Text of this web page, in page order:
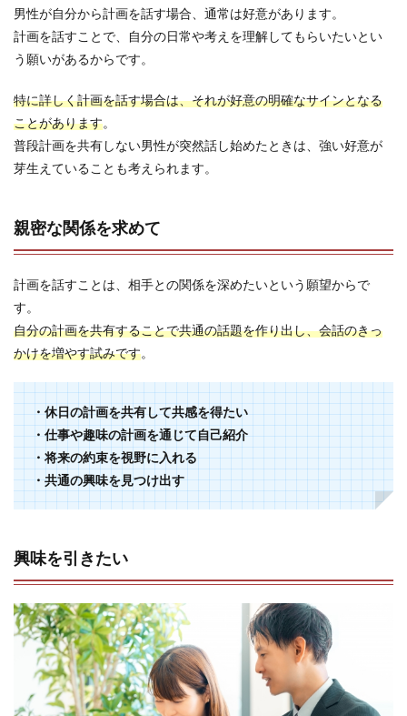
男性が自分から計画を話す場合、通常は好意があります。
計画を話すことで、自分の日常や考えを理解してもらいたいとい
う願いがあるからです。
特に詳しく計画を話す場合は、それが好意の明確なサインとなる
ことがあります。
普段計画を共有しない男性が突然話し始めたときは、強い好意が
芽生えていることも考えられます。
親密な関係を求めて
計画を話すことは、相手との関係を深めたいという願望からで
す。
自分の計画を共有することで共通の話題を作り出し、会話のきっ
かけを増やす試みです。
・休日の計画を共有して共感を得たい
・仕事や趣味の計画を通じて自己紹介
・将来の約束を視野に入れる
・共通の興味を見つけ出す
興味を引きたい